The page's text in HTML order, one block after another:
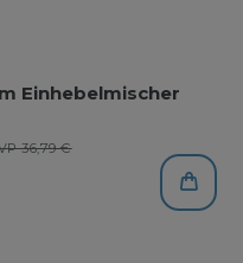
Einhebelmischer
36,79 €